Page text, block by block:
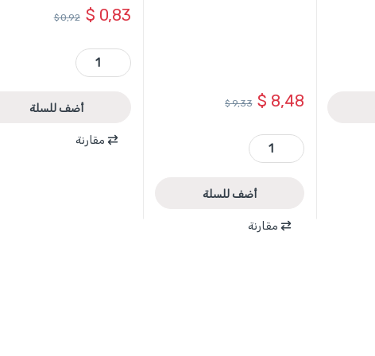
$ 8,48
$9,33
TACGT3011 - سيليكون حراري عبوة 1 كغ ماركة TOTAL quantity
أضف للسلة
مقارنة
$ 0,83
$0,92
TDOES06071 - مفتاح شق 6 × 7 ماركة TOTAL quantity
أضف للسلة
مقارنة